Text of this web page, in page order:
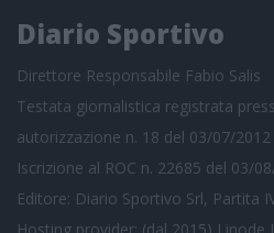
Diario Sportivo
Direttore Responsabile Fabio Salis
Testata giornalistica registrata
autorizzazione n. 18 del 03/07/2012
Iscrizione al ROC n. 22685 del 03/
Editore: Diario Sportivo Srl, Partita